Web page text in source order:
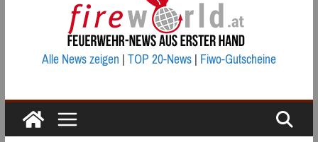
Alle News zeigen|TOP 20-News|Fiwo-Gutscheine